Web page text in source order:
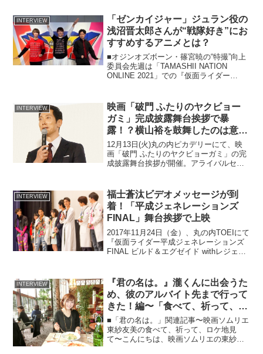
INTERVIEW
「ゼンカイジャー」ジュラン役の
浅沼晋太郎さんが“戦隊好き”にお
すすめするアニメとは？
■オジンオズボーン・篠宮暁の“特撮”向上
委員会先週は「TAMASHII NATION
ONLINE 2021」での『仮面ライダー
された「SUPER TOKUSA...
INTERVIEW
映画「破門 ふたりのヤクビョー
ガミ」完成披露舞台挨拶で暴
露！？横山裕を鼓舞したのは意外
なあの人…？
12月13日(火)丸の内ピカデリーにて、映
画「破門 ふたりのヤクビョーガミ」の完
成披露舞台挨拶が開催。アライバルセレ
映画「破門 ふたりのヤクビョーガミ」ア
ライバルセレモ...
INTERVIEW
福士蒼汰ビデオメッセージが到
着！「平成ジェネレーションズ
FINAL」舞台挨拶で上映
2017年11月24日（金）、丸の内TOEIにて
『仮面ライダー平成ジェネレーションズ
FINAL ビルド＆エグゼイド withレジェン
成ジェネレーションズFINAL」の舞...
INTERVIEW
『君の名は。』瀧くんに出会うた
め、彼のアルバイト先まで行って
きた！編〜「食べて、祈って、ロ
ケ地見て」〜
■「君の名は。」関連記事〜映画ソムリエ
東紗友美の食べて、祈って、ロケ地見
て〜こんにちは、映画ソムリエの東紗友